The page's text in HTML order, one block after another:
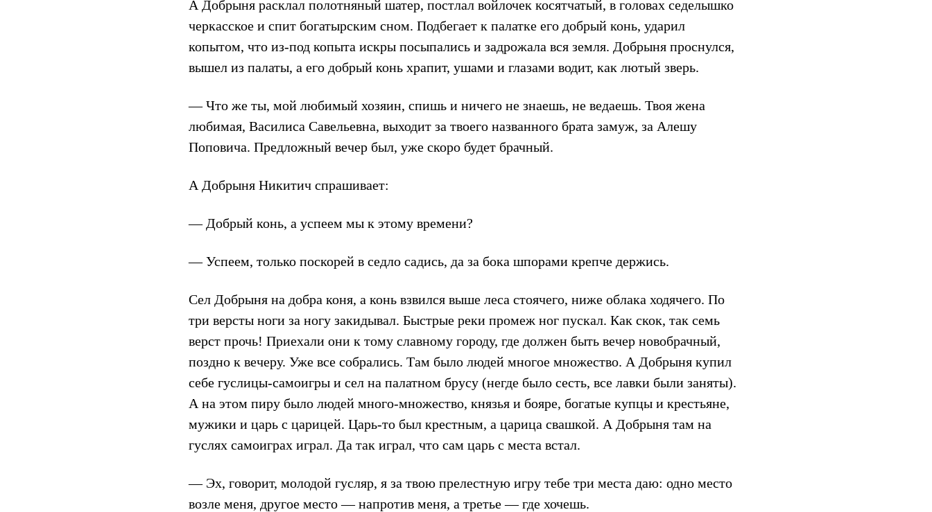
А Добрыня расклал полотняный шатер, постлал войлочек косятчатый, в головах седелышко
черкасское и спит богатырским сном. Подбегает к палатке его добрый конь, ударил
копытом, что из-под копыта искры посыпались и задрожала вся земля. Добрыня проснулся,
вышел из палаты, а его добрый конь храпит, ушами и глазами водит, как лютый зверь.
— Что же ты, мой любимый хозяин, спишь и ничего не знаешь, не ведаешь. Твоя жена
любимая, Василиса Савельевна, выходит за твоего названного брата замуж, за Алешу
Поповича. Предложный вечер был, уже скоро будет брачный.
А Добрыня Никитич спрашивает:
— Добрый конь, а успеем мы к этому времени?
— Успеем, только поскорей в седло садись, да за бока шпорами крепче держись.
Сел Добрыня на добра коня, а конь взвился выше леса стоячего, ниже облака ходячего. По
три версты ноги за ногу закидывал. Быстрые реки промеж ног пускал. Как скок, так семь
верст прочь! Приехали они к тому славному городу, где должен быть вечер новобрачный,
поздно к вечеру. Уже все собрались. Там было людей многое множество. А Добрыня купил
себе гуслицы-самоигры и сел на палатном брусу (негде было сесть, все лавки были заняты).
А на этом пиру было людей много-множество, князья и бояре, богатые купцы и крестьяне,
мужики и царь с царицей. Царь-то был крестным, а царица свашкой. А Добрыня там на
гуслях самоиграх играл. Да так играл, что сам царь с места встал.
— Эх, говорит, молодой гусляр, я за твою прелестную игру тебе три места даю: одно место
возле меня, другое место — напротив меня, а третье — где хочешь.